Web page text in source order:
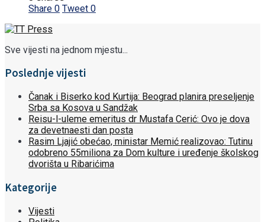
Share 0 Tweet 0
Sve vijesti na jednom mjestu...
Poslednje vijesti
Čanak i Biserko kod Kurtija: Beograd planira preseljenje
Srba sa Kosova u Sandžak
Reisu-l-uleme emeritus dr Mustafa Cerić: Ovo je dova
za devetnaesti dan posta
Rasim Ljajić obećao, ministar Memić realizovao: Tutinu
odobreno 55miliona za Dom kulture i uređenje školskog
dvorišta u Ribarićima
Kategorije
Vijesti